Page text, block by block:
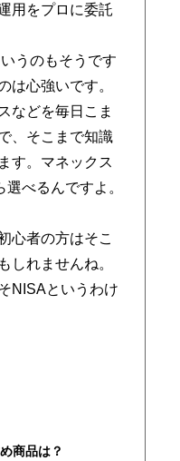
用をプロに委託
うのもそうです
は心強いです。
などを毎日こま
、そこまで知識
す。マネックス
べるんですよ。
心者の方はそこ
しれませんね。
NISAというわけ
商品は？